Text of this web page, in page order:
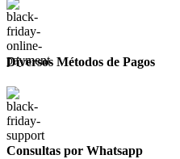
Diversos Métodos de Pagos
Consultas por Whatsapp